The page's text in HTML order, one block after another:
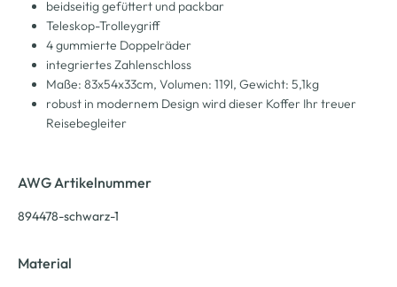
beidseitig gefüttert und packbar
Teleskop-Trolleygriff
4 gummierte Doppelräder
integriertes Zahlenschloss
Maße: 83x54x33cm, Volumen: 119l, Gewicht: 5,1kg
robust in modernem Design wird dieser Koffer Ihr treuer
Reisebegleiter
AWG Artikelnummer
894478-schwarz-1
Material